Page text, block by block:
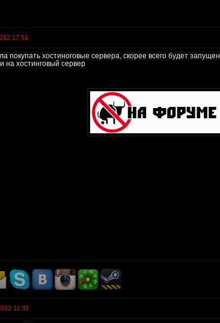
17:51
покупать хостиноговые сервера, скорее всего будет
на хостинговый сервер
11:32